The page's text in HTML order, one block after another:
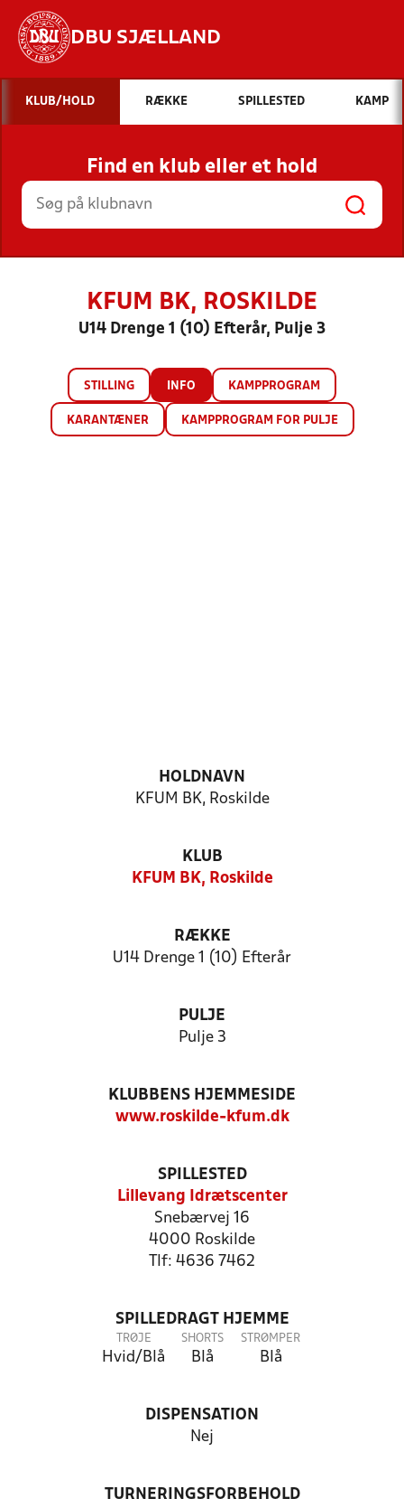
DBU SJÆLLAND
Hvad vil du søge efter?
INDHOLD OG NYHEDER
STILLINGER, RESULTATER, KLUBBER OG
HOLD
KLUB/HOLD RÆKKE SPILLESTED KAMP
Find en klub eller et hold
KFUM BK, ROSKILDE
U14 Drenge 1 (10) Efterår, Pulje 3
STILLING INFO KAMPPROGRAM
KARANTÆNER KAMPPROGRAM FOR PULJE
HOLDNAVN
KFUM BK, Roskilde
KLUB
KFUM BK, Roskilde
RÆKKE
U14 Drenge 1 (10) Efterår
PULJE
Pulje 3
KLUBBENS HJEMMESIDE
www.roskilde-kfum.dk
SPILLESTED
Lillevang Idrætscenter
Snebærvej 16
4000 Roskilde
Tlf: 4636 7462
SPILLEDRAGT HJEMME
TRØJE
Hvid/Blå
SHORTS
Blå
STRØMPER
Blå
DISPENSATION
Nej
TURNERINGSFORBEHOLD